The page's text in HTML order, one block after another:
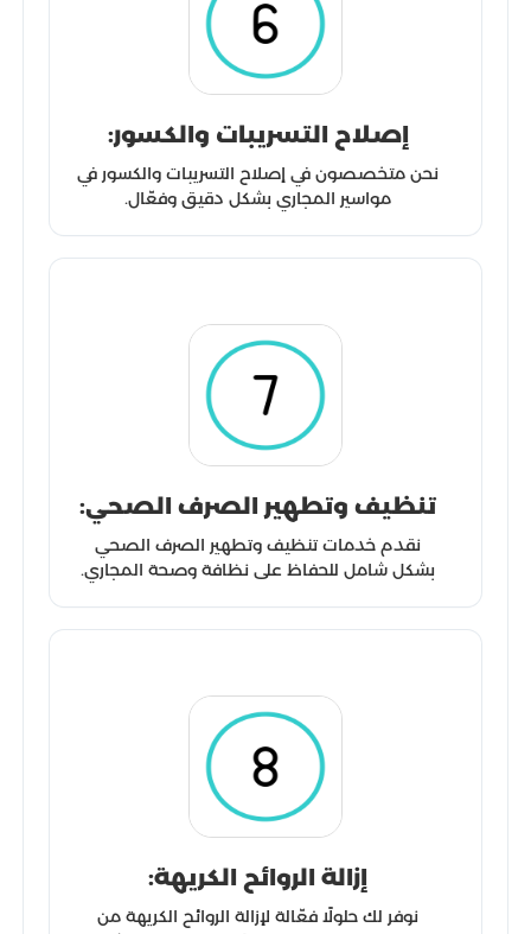
إصلاح التسريبات والكسور:
نحن متخصصون في إصلاح التسريبات والكسور في
مواسير المجاري بشكل دقيق وفعّال.
تنظيف وتطهير الصرف الصحي:
نقدم خدمات تنظيف وتطهير الصرف الصحي
بشكل شامل للحفاظ على نظافة وصحة المجاري.
إزالة الروائح الكريهة:
نوفر لك حلولًا فعّالة لإزالة الروائح الكريهة من